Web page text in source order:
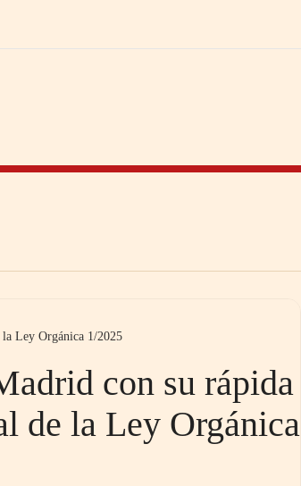
Ley Orgánica 1/2025
con su rápida
de la Ley Orgánica